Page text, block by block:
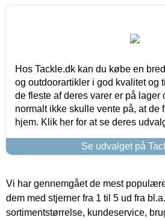
Hos Tackle.dk kan du købe en
og outdoorartikler i god kvalitet og
de fleste af deres varer er på lager
normalt ikke skulle vente på, at de
hjem. Klik her for at se deres
Se udvalget på
Vi har gennemgået de mest
dem med stjerner fra 1 til 5 ud fra
sortimentstørrelse, kundeservice,